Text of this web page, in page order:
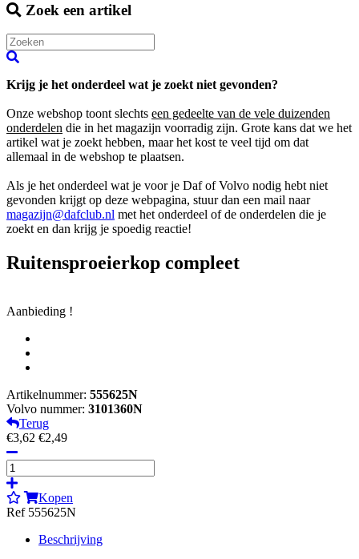
Zoek een artikel
Krijg je het onderdeel wat je zoekt niet gevonden?
Onze webshop toont slechts een gedeelte van de vele duizenden
onderdelen die in het magazijn voorradig zijn. Grote kans dat we het
artikel wat je zoekt hebben, maar het kost te veel tijd om dat
allemaal in de webshop te plaatsen.
Als je het onderdeel wat je voor je Daf of Volvo nodig hebt niet
gevonden krijgt op deze webpagina, stuur dan een mail naar
magazijn@dafclub.nl met het onderdeel of de onderdelen die je
zoekt en dan krijg je spoedig reactie!
Ruitensproeierkop compleet
Aanbieding !
Artikelnummer: 555625N
Volvo nummer: 3101360N
Terug
€3,62 €2,49
Kopen
Ref 555625N
Beschrijving